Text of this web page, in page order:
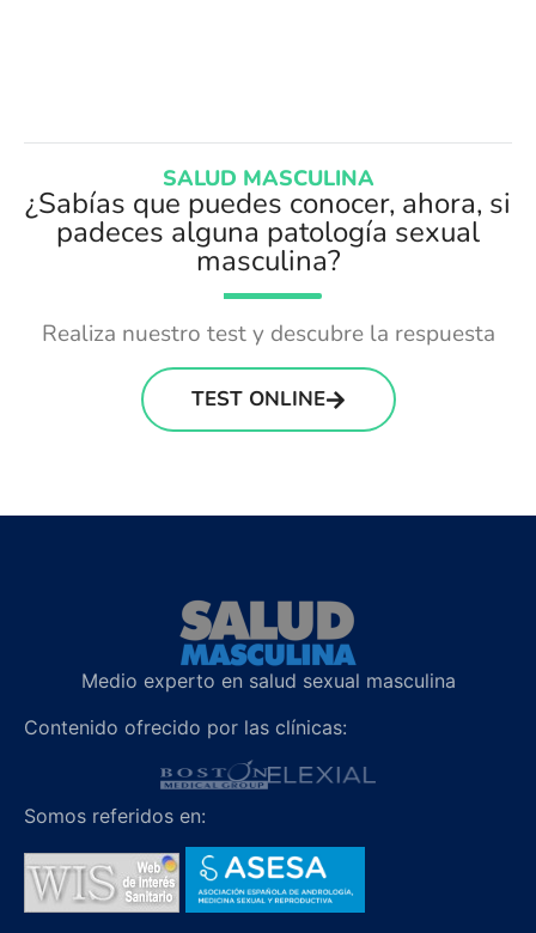
SALUD MASCULINA
¿Sabías que puedes conocer, ahora, si
padeces alguna patología sexual
masculina?
Realiza nuestro test y descubre la respuesta
TEST ONLINE
Medio experto en salud sexual masculina
Contenido ofrecido por las clínicas:
Somos referidos en: